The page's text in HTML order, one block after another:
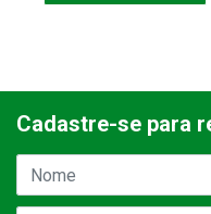
Cadastre-se para